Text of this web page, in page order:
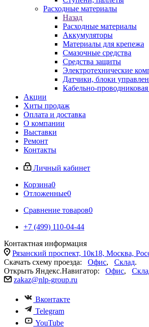
Расходные материалы
Назад
Расходные материалы
Аккумуляторы
Материалы для крепежа
Смазочные средства
Средства защиты
Электротехнические
Датчики, блоки
Кабельно-
Акции
Хиты продаж
Оплата и доставка
О компании
Выставки
Ремонт
Контакты
Личный кабинет
Корзина0
Отложенные0
Сравнение товаров0
+7 (499) 110-04-44
Контактная информация
Рязанский проспект, 10к18, Москва,
Скачать схему проезда: Офис, Склад.
Открыть Яндекс.Навигатор: Офис,
zakaz@nlp-group.ru
Вконтакте
Telegram
YouTube